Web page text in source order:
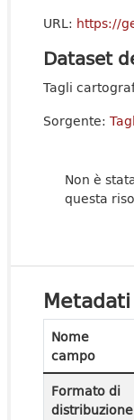
URL: https://
Dataset
Tagli
Sorgente:
Non è
questa
Nome
campo
Formato di
distribuzione